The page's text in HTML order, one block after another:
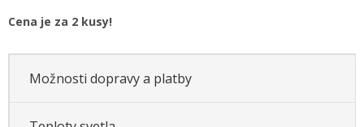
Cena je za 2 kusy!
Možnosti dopravy a platby